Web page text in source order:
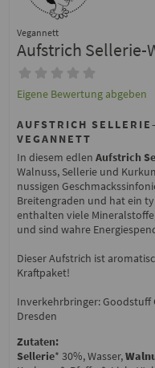
Vegannett
Aufstrich Sellerie-
Eigene Bewertung abgeben
AUFSTRICH
VEGANNETT
In diesem edlen Aufstrich
Walnuss, Sellerie und
nussigen
Breitengraden und hat ein
enthalten viele
und sind wahre
Dieser Aufstrich ist
Kraftpaket!
Inverkehrbringer: Goodstuff
Dresden
Zutaten:
Sellerie* 30%, Wasser,